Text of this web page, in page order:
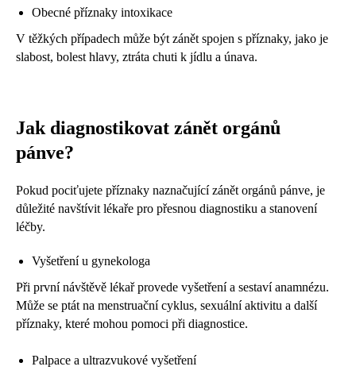
Obecné příznaky intoxikace
V těžkých případech může být zánět spojen s příznaky, jako je
slabost, bolest hlavy, ztráta chuti k jídlu a únava.
Jak diagnostikovat zánět orgánů
pánve?
Pokud pociťujete příznaky naznačující zánět orgánů pánve, je
důležité navštívit lékaře pro přesnou diagnostiku a stanovení
léčby.
Vyšetření u gynekologa
Při první návštěvě lékař provede vyšetření a sestaví anamnézu.
Může se ptát na menstruační cyklus, sexuální aktivitu a další
příznaky, které mohou pomoci při diagnostice.
Palpace a ultrazvukové vyšetření